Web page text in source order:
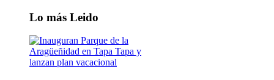
Lo más Leido